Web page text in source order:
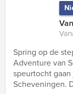
Spring op de
Adventure van
speurtocht
Scheveningen.